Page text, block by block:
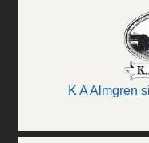
K A Almgren